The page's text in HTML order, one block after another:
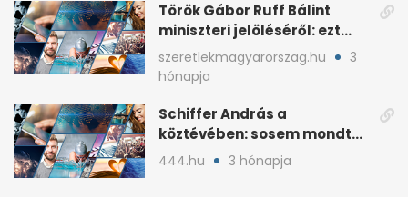
Török Gábor Ruff Bálint
miniszteri jelöléséről: ezt
írta a posztjában
szeretlekmagyarorszag.hu
3
hónapja
Schiffer András a
köztévében: sosem mondta,
ki fog nyerni
444.hu 3 hónapja